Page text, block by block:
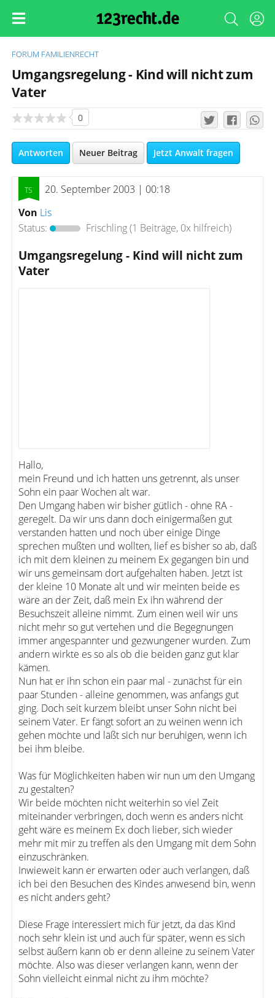
FORUM FAMILIENRECHT
Umgangsregelung - Kind will nicht zum
Vater
0
Antworten Neuer Beitrag Jetzt Anwalt fragen
20. September 2003 | 00:18
Von Lis
Status:
Frischling(1 Beiträge, 0x hilfreich)
Umgangsregelung - Kind will nicht zum
Vater
Hallo,
mein Freund und ich hatten uns getrennt, als unser
Sohn ein paar Wochen alt war.
Den Umgang haben wir bisher gütlich - ohne RA -
geregelt. Da wir uns dann doch einigermaßen gut
verstanden hatten und noch über einige Dinge
sprechen mußten und wollten, lief es bisher so ab, daß
ich mit dem kleinen zu meinem Ex gegangen bin und
wir uns gemeinsam dort aufgehalten haben. Jetzt ist
der kleine 10 Monate alt und wir meinten beide es
wäre an der Zeit, daß mein Ex ihn während der
Besuchszeit alleine nimmt. Zum einen weil wir uns
nicht mehr so gut vertehen und die Begegnungen
immer angespannter und gezwungener wurden. Zum
andern wirkte es so als ob die beiden ganz gut klar
kämen.
Nun hat er ihn schon ein paar mal - zunächst für ein
paar Stunden - alleine genommen, was anfangs gut
ging. Doch seit kurzem bleibt unser Sohn nicht bei
seinem Vater. Er fängt sofort an zu weinen wenn ich
gehen möchte und läßt sich nur beruhigen, wenn ich
bei ihm bleibe.
Was für Möglichkeiten haben wir nun um den Umgang
zu gestalten?
Wir beide möchten nicht weiterhin so viel Zeit
miteinander verbringen, doch wenn es anders nicht
geht wäre es meinem Ex doch lieber, sich wieder
mehr mit mir zu treffen als den Umgang mit dem Sohn
einzuschränken.
Inwieweit kann er erwarten oder auch verlangen, daß
ich bei den Besuchen des Kindes anwesend bin, wenn
es nicht anders geht?
Diese Frage interessiert mich für jetzt, da das Kind
noch sehr klein ist und auch für später, wenn es sich
selbst äußern kann ob er denn alleine zu seinem Vater
möchte. Also was dieser verlangen kann, wenn der
Sohn vielleicht einmal nicht zu ihm möchte?